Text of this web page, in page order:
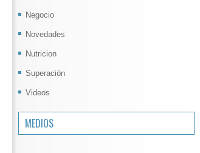
Negocio
Novedades
Nutricion
Superación
Videos
MEDIOS